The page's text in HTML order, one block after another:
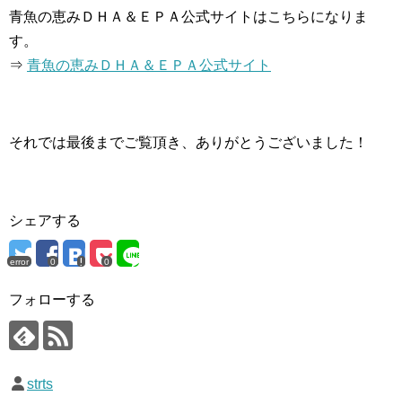
青魚の恵みＤＨＡ＆ＥＰＡ公式サイトはこちらになりま
す。
⇒ 青魚の恵みＤＨＡ＆ＥＰＡ公式サイト
それでは最後までご覧頂き、ありがとうございました！
シェアする
error 0 0
フォローする
strts